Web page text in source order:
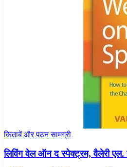
किताबें और पठन सामग्री
लिविंग वेल ऑन द स्पेक्ट्रम, वैलेरी एल.